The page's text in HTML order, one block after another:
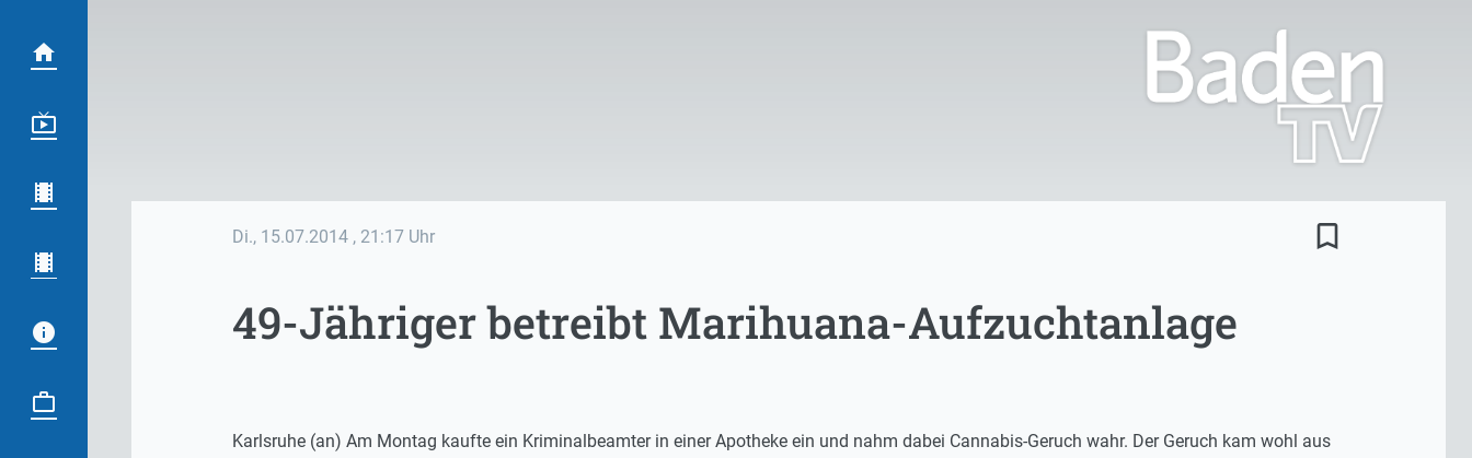
Di., 15.07.2014 , 21:17 Uhr bookmark_border
49-Jähriger betreibt Marihuana-Aufzuchtanlage
Karlsruhe (an) Am Montag kaufte ein Kriminalbeamter in einer Apotheke ein und nahm dabei Cannabis-Geruch wahr. Der Geruch kam wohl aus